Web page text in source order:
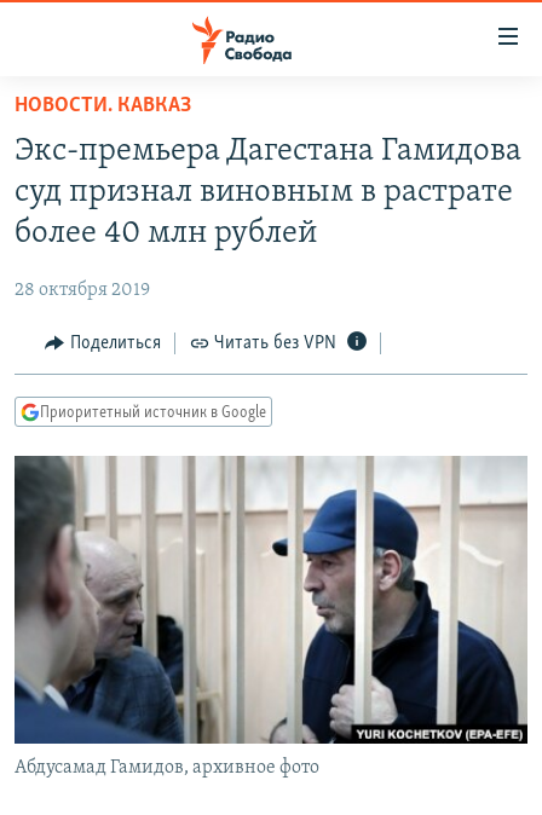
упрощенного
доступа
основному
Вернутся
Вернутся
поиску
ПОДКАСТЫ
АВТОРСКИЕ ПРОЕКТЫ
МНЕНИЯ
КУЛЬТУРА
КАВКАЗ.РЕАЛИИ
СЕВЕР.РЕАЛИИ
СИБИРЬ.РЕАЛИИ
РАСПИСАНИЕ ВЕЩАНИЯ
ПОДПИШИТЕСЬ НА РАССЫЛКУ
СОЦИАЛЬНЫЕ СЕТИ
НОВОСТИ. КАВКАЗ
Экс-премьера Дагестана Гамидова
суд признал виновным в растрате
более 40 млн рублей
28 октября 2019
Поделиться Читать без VPN
Приоритетный источник в Google
Абдусамад Гамидов, архивное фото